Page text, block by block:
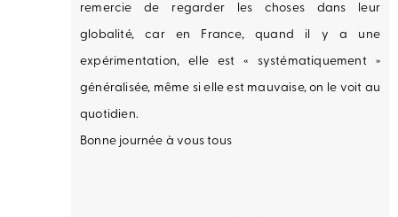
remercie de regarder les choses dans leur
globalité, car en France, quand il y a une
expérimentation, elle est « systématiquement »
généralisée, même si elle est mauvaise, on le voit au
quotidien.
Bonne journée à vous tous